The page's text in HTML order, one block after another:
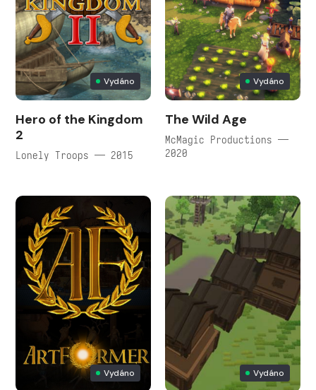
Vydáno
Hero of the Kingdom
2
Lonely Troops — 2015
Vydáno
The Wild Age
McMagic Productions —
2020
Vydáno Vydáno